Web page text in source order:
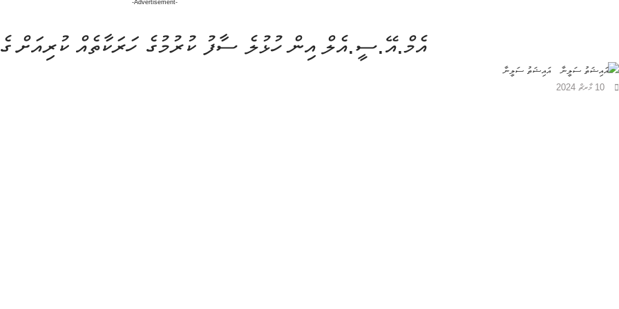
-Advertisement-
އެމް.އޭ.ސީ.އެލް އިން ހުޅުލެ ސާފު ކުރުމުގެ ހަރަކާތެއް ކުރިއަށް
އައިޝަތު ސަލީނާ
10 މާރޗް 2024